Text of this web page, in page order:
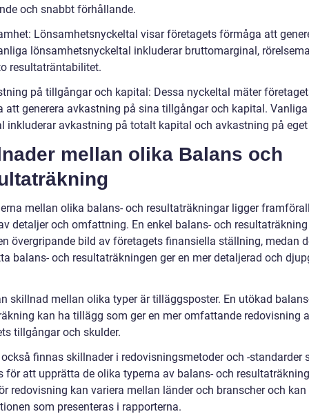
och snabbt förhållande.
Lönsamhetsnyckeltal visar företagets förmåga att
lönsamhetsnyckeltal inkluderar bruttomarginal,
resultaträntabilitet.
på tillgångar och kapital: Dessa nyckeltal mäter
att generera avkastning på sina tillgångar och kapital. Vanliga
inkluderar avkastning på totalt kapital och avkastning på
mellan olika Balans och
mellan olika balans- och resultaträkningar ligger
detaljer och omfattning. En enkel balans- och
övergripande bild av företagets finansiella ställning, medan
balans- och resultaträkningen ger en mer detaljerad och
skillnad mellan olika typer är tilläggsposter. En utökad
kan ha tillägg som ger en mer omfattande redovisning
tillgångar och skulder.
finnas skillnader i redovisningsmetoder och -standarder
för att upprätta de olika typerna av balans- och
redovisning kan variera mellan länder och branscher och kan
som presenteras i rapporterna.